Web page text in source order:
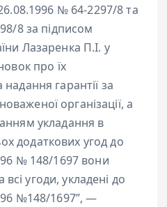
№ 64-2297/8 та
8 за підписом
Лазаренка П.І. у
про їх
надання гарантії за
організації, а
укладання в
додаткових угод до
№ 148/1697 вони
угоди, укладені до
№148/1697”, —